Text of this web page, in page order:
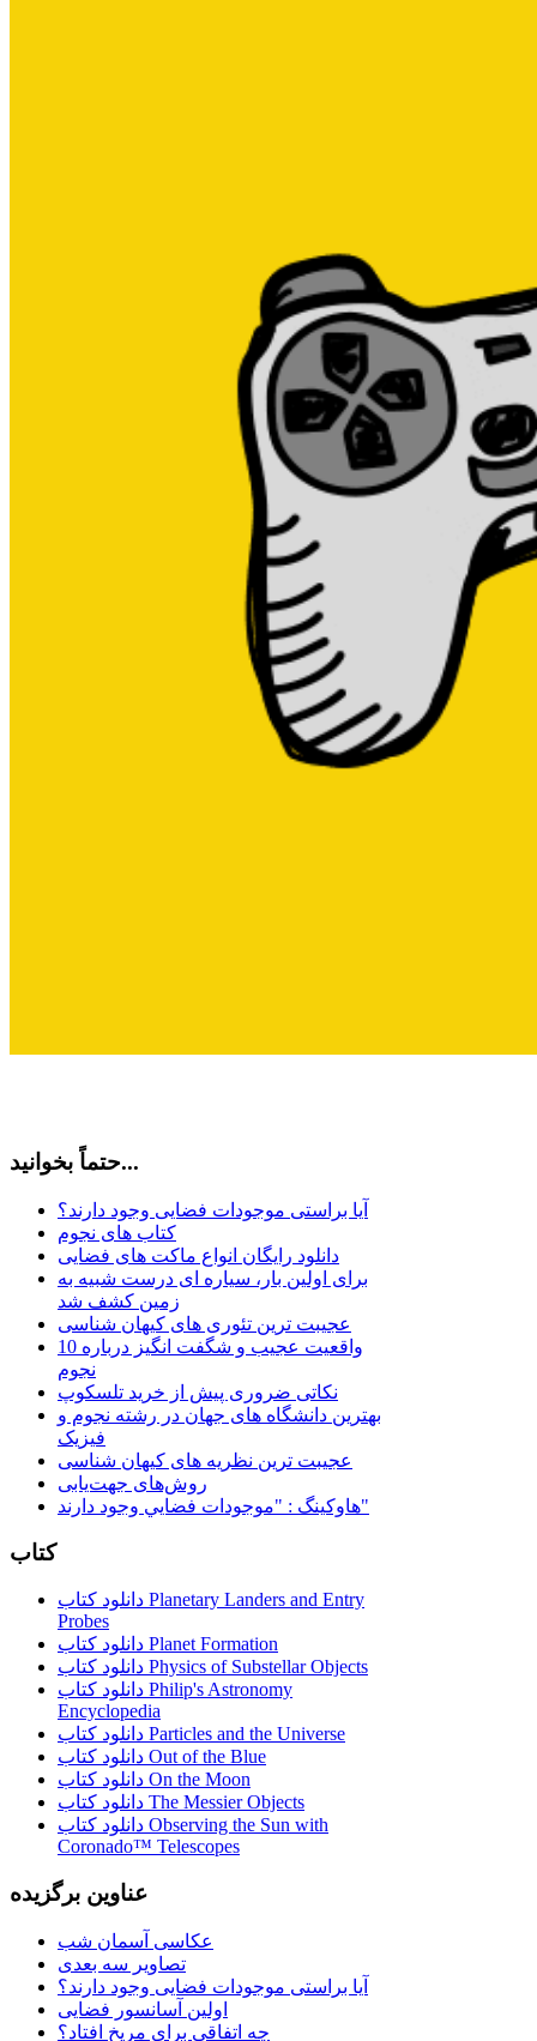
حتماً بخوانید...
آیا براستی موجودات فضایی وجود دارند؟
کتاب های نجوم
دانلود رایگان انواع ماکت های فضایی
برای اولین بار، سیاره ای درست شبیه به
زمین کشف شد
عجیبت ترین تئوری های کیهان شناسی
10 واقعیت عجیب و شگفت انگیز درباره
نجوم
نکاتی ضروری پیش از خرید تلسکوپ
بهترین دانشگاه های جهان در رشته نجوم و
فیزیک
عجیبت ترین نظریه های کیهان شناسی
روش‌های جهت‌یابی
هاوكينگ : "موجودات فضايي وجود دارند"
کتاب
دانلود کتاب Planetary Landers and Entry
Probes
دانلود کتاب Planet Formation
دانلود کتاب Physics of Substellar Objects
دانلود کتاب Philip's Astronomy
Encyclopedia
دانلود کتاب Particles and the Universe
دانلود کتاب Out of the Blue
دانلود کتاب On the Moon
دانلود کتاب The Messier Objects
دانلود کتاب Observing the Sun with
Coronado™ Telescopes
عناوین برگزیده
عکاسی آسمان شب
تصاویر سه بعدی
آیا براستی موجودات فضایی وجود دارند؟
اولین آسانسور فضایی
چه اتفاقی برای مریخ افتاد؟